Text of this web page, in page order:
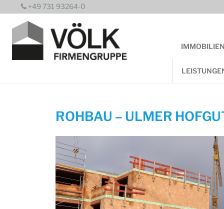
Inhalt
springen
+49 731 93264-0
ROHBAU – ULMER